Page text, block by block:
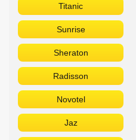
Titanic
Sunrise
Sheraton
Radisson
Novotel
Jaz